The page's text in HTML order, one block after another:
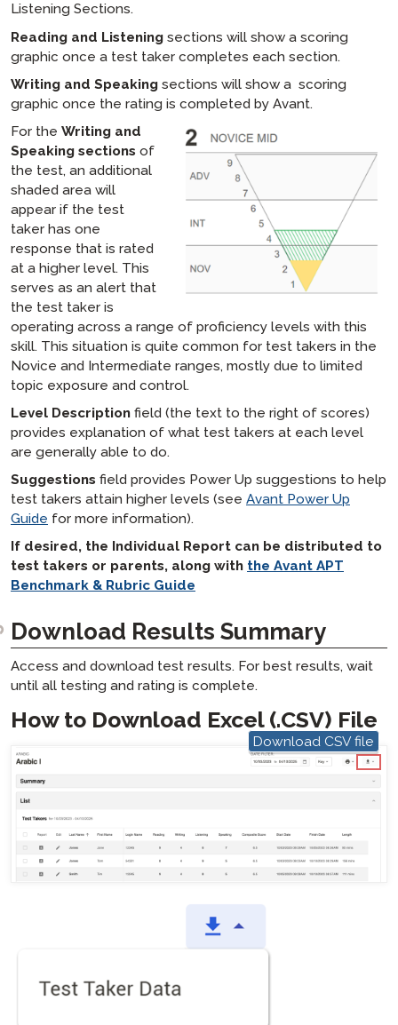
Listening Sections.
Reading and Listening sections will show a scoring
graphic once a test taker completes each section.
Writing and Speaking sections will show a scoring
graphic once the rating is completed by Avant.
For the Writing and
Speaking sections of
the test, an additional
shaded area will
appear if the test
taker has one
response that is rated
at a higher level. This
serves as an alert that
the test taker is
operating across a range of proficiency levels with this
skill. This situation is quite common for test takers in the
Novice and Intermediate ranges, mostly due to limited
topic exposure and control.
Level Description field (the text to the right of scores)
provides explanation of what test takers at each level
are generally able to do.
Suggestions field provides Power Up suggestions to help
test takers attain higher levels (see Avant Power Up
Guide for more information).
If desired, the Individual Report can be distributed to
test takers or parents, along with the Avant APT
Benchmark & Rubric Guide
Download Results Summary
Access and download test results. For best results, wait
until all testing and rating is complete.
How to Download Excel (.CSV) File
Download CSV file